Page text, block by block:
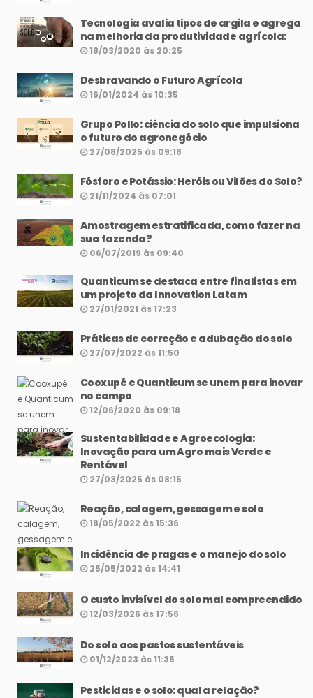
Tecnologia avalia tipos de argila e agrega
na melhoria da produtividade agrícola:
18/03/2020 às 20:25
Desbravando o Futuro Agrícola
16/01/2024 às 10:35
Grupo Pollo: ciência do solo que impulsiona
o futuro do agronegócio
27/08/2025 às 09:18
Fósforo e Potássio: Heróis ou Vilões do Solo?
21/11/2024 às 07:01
Amostragem estratificada, como fazer na
sua fazenda?
06/07/2019 às 09:40
Quanticum se destaca entre finalistas em
um projeto da Innovation Latam
27/01/2021 às 17:23
Práticas de correção e adubação do solo
27/07/2022 às 11:50
Cooxupé e Quanticum se unem para inovar
no campo
12/06/2020 às 09:18
Sustentabilidade e Agroecologia:
Inovação para um Agro mais Verde e
Rentável
27/03/2025 às 08:15
Reação, calagem, gessagem e solo
18/05/2022 às 15:36
Incidência de pragas e o manejo do solo
25/05/2022 às 14:41
O custo invisível do solo mal compreendido
12/03/2026 às 17:56
Do solo aos pastos sustentáveis
01/12/2023 às 11:35
Pesticidas e o solo: qual a relação?